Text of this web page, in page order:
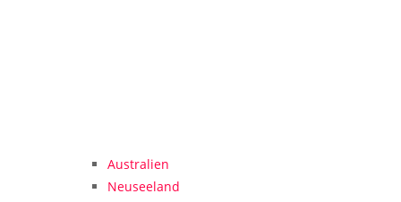
Australien
Neuseeland